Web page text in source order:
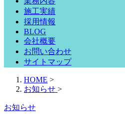
施工実績
採用情報
BLOG
会社概要
お問い合わせ
サイトマップ
HOME >
お知らせ >
お知らせ